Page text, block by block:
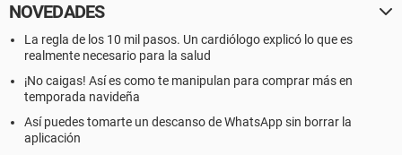
NOVEDADES
La regla de los 10 mil pasos. Un cardiólogo explicó lo que es
realmente necesario para la salud
¡No caigas! Así es como te manipulan para comprar más en
temporada navideña
Así puedes tomarte un descanso de WhatsApp sin borrar la
aplicación